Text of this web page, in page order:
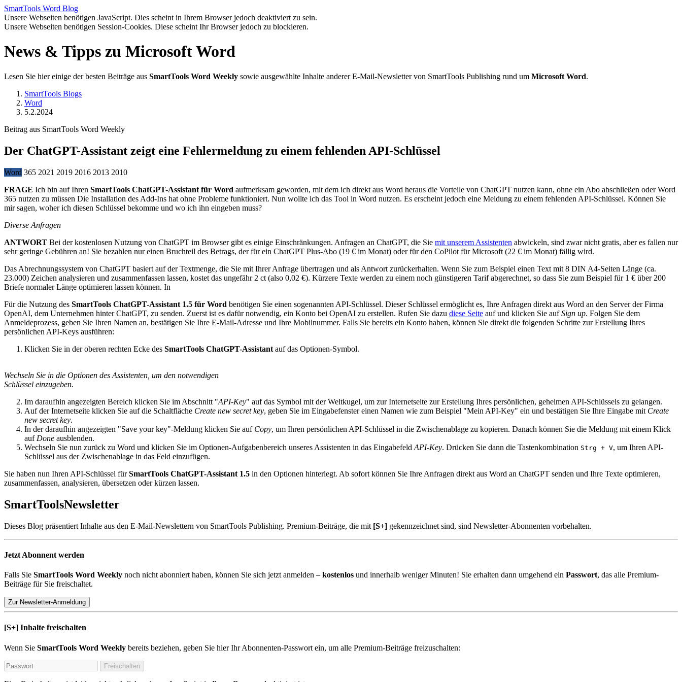
SmartTools Word Blog
Unsere Webseiten benötigen JavaScript. Dies scheint in Ihrem Browser jedoch deaktiviert zu sein.
Unsere Webseiten benötigen Session-Cookies. Diese scheint Ihr Browser jedoch zu blockieren.
News & Tipps zu Microsoft Word
Lesen Sie hier einige der besten Beiträge aus SmartTools Word Weekly sowie ausgewählte Inhalte anderer E-Mail-Newsletter von SmartTools Publishing rund um Microsoft Word.
SmartTools Blogs
Word
5.2.2024
Beitrag aus SmartTools Word Weekly
Der ChatGPT-Assistant zeigt eine Fehlermeldung zu einem fehlenden API-Schlüssel
Word 365 2021 2019 2016 2013 2010
FRAGE Ich bin auf Ihren SmartTools ChatGPT-Assistant für Word aufmerksam geworden, mit dem ich direkt aus Word heraus die Vorteile von ChatGPT nutzen kann, ohne ein Abo abschließen oder Word
365 nutzen zu müssen Die Installation des Add-Ins hat ohne Probleme funktioniert. Nun wollte ich das Tool in Word nutzen. Es erscheint jedoch eine Meldung zu einem fehlenden API-Schlüssel. Können Sie
mir sagen, woher ich diesen Schlüssel bekomme und wo ich ihn eingeben muss?
Diverse Anfragen
ANTWORT Bei der kostenlosen Nutzung von ChatGPT im Browser gibt es einige Einschränkungen. Anfragen an ChatGPT, die Sie mit unserem Assistenten abwickeln, sind zwar nicht gratis, aber es fallen nur
sehr geringe Gebühren an! Sie bezahlen nur einen Bruchteil des Betrags, der für ein ChatGPT Plus-Abo (19 € im Monat) oder für den CoPilot für Microsoft (22 € im Monat) fällig wird.
Das Abrechnungssystem von ChatGPT basiert auf der Textmenge, die Sie mit Ihrer Anfrage übertragen und als Antwort zurückerhalten. Wenn Sie zum Beispiel einen Text mit 8 DIN A4-Seiten Länge (ca.
23.000) Zeichen analysieren und zusammenfassen lassen, kostet das ungefähr 2 ct (also 0,02 €). Kürzere Texte werden zu einem noch günstigeren Tarif abgerechnet, so dass Sie zum Beispiel für 1 € über 200
Briefe normaler Länge optimieren lassen können. In
Für die Nutzung des SmartTools ChatGPT-Assistant 1.5 für Word benötigen Sie einen sogenannten API-Schlüssel. Dieser Schlüssel ermöglicht es, Ihre Anfragen direkt aus Word an den Server der Firma
OpenAI, dem Unternehmen hinter ChatGPT, zu senden. Zuerst ist es dafür notwendig, ein Konto bei OpenAI zu erstellen. Rufen Sie dazu diese Seite auf und klicken Sie aufSign up. Folgen Sie dem
Anmeldeprozess, geben Sie Ihren Namen an, bestätigen Sie Ihre E-Mail-Adresse und Ihre Mobilnummer. Falls Sie bereits ein Konto haben, können Sie direkt die folgenden Schritte zur Erstellung Ihres
persönlichen API-Keys ausführen:
Klicken Sie in der oberen rechten Ecke des SmartTools ChatGPT-Assistant auf das Optionen-Symbol.
Wechseln Sie in die Optionen des Assistenten, um den notwendigen
Schlüssel einzugeben.
Im daraufhin angezeigten Bereich klicken Sie im Abschnitt "API-Key" auf das Symbol mit der Weltkugel, um zur Internetseite zur Erstellung Ihres persönlichen, geheimen API-Schlüssels zu gelangen.
Auf der Internetseite klicken Sie auf die Schaltfläche Create new secret key, geben Sie im Eingabefenster einen Namen wie zum Beispiel "Mein API-Key" ein und bestätigen Sie Ihre Eingabe mit Create
new secret key.
In der daraufhin angezeigten "Save your key"-Meldung klicken Sie auf Copy, um Ihren persönlichen API-Schlüssel in die Zwischenablage zu kopieren. Danach können Sie die Meldung mit einem Klick
auf Done ausblenden.
Wechseln Sie nun zurück zu Word und klicken Sie im Optionen-Aufgabenbereich unseres Assistenten in das Eingabefeld API-Key. Drücken Sie dann die Tastenkombination Strg + V, um Ihren API-
Schlüssel aus der Zwischenablage in das Feld einzufügen.
Sie haben nun Ihren API-Schlüssel fürSmartTools ChatGPT-Assistant 1.5 in den Optionen hinterlegt. Ab sofort können Sie Ihre Anfragen direkt aus Word an ChatGPT senden und Ihre Texte optimieren,
zusammenfassen, analysieren, übersetzen oder kürzen lassen.
SmartToolsNewsletter
Dieses Blog präsentiert Inhalte aus den E-Mail-Newslettern von SmartTools Publishing. Premium-Beiträge, die mit [S+] gekennzeichnet sind, sind Newsletter-Abonnenten vorbehalten.
Jetzt Abonnent werden
Falls Sie SmartTools Word Weekly noch nicht abonniert haben, können Sie sich jetzt anmelden – kostenlos und innerhalb weniger Minuten! Sie erhalten dann umgehend ein Passwort, das alle Premium-
Beiträge für Sie freischaltet.
Zur Newsletter-Anmeldung
[S+] Inhalte freischalten
Wenn Sie SmartTools Word Weekly bereits beziehen, geben Sie hier Ihr Abonnenten-Passwort ein, um alle Premium-Beiträge freizuschalten:
Freischalten